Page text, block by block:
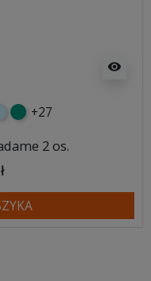
visibility
turkusowy
+27
2 os.